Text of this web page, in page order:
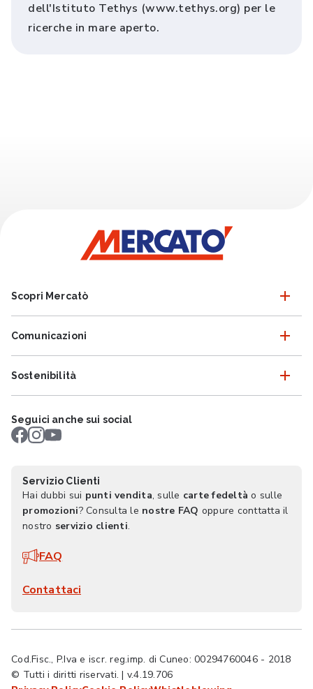
dell'Istituto Tethys (www.tethys.org) per le
ricerche in mare aperto.
Scopri Mercatò
Comunicazioni
Sostenibilità
Seguici anche sui social
Servizio Clienti
Hai dubbi sui punti vendita, sulle carte fedeltà o sulle
promozioni? Consulta le nostre FAQ oppure conttatta il
nostro servizio clienti.
FAQ
Contattaci
Cod.Fisc., P.Iva e iscr. reg.imp. di Cuneo: 00294760046 - 2018
© Tutti i diritti riservati. | v.4.19.706